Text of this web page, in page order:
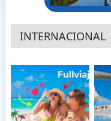
INTERNACIONAL